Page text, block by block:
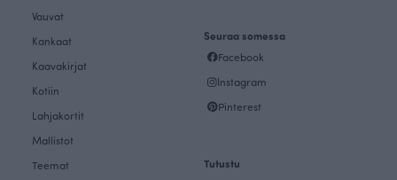
Vauvat
Kankaat
Kaavakirjat
Kotiin
Lahjakortit
Mallistot
Teemat
Seuraa somessa
Facebook
Instagram
Pinterest
Tutustu